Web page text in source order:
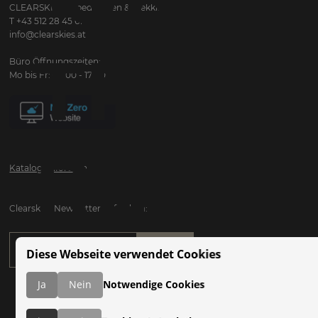
CLEARSKIES Expeditionen & Trekking
T +43 512 28 45 61
info@clearskies.at
Büro Öffnungszeiten:
Mo bis Fr: 09:00 - 17:00
Katalog anfordern
Clearskies Newsletter anfordern:
Diese Webseite verwendet Cookies
Ja Nein Notwendige Cookies